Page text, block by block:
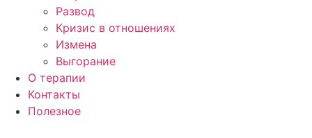
Развод
Кризис в отношениях
Измена
Выгорание
О терапии
Контакты
Полезное